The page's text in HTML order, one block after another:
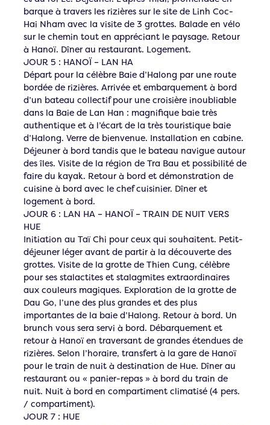
barque à travers les rizières sur le site de Linh Coc-
Hai Nham avec la visite de 3 grottes. Balade en vélo
sur le chemin tout en appréciant le paysage. Retour
à Hanoï. Dîner au restaurant. Logement.
JOUR 5 : HANOÏ – LAN HA
Départ pour la célèbre Baie d’Halong par une route
bordée de rizières. Arrivée et embarquement à bord
d’un bateau collectif pour une croisière inoubliable
dans la Baie de Lan Han : magnifique baie très
authentique et à l’écart de la très touristique baie
d’Halong. Verre de bienvenue. Installation en cabine.
Déjeuner à bord tandis que le bateau navigue autour
des îles. Visite de la région de Tra Bau et possibilité de
faire du kayak. Retour à bord et démonstration de
cuisine à bord avec le chef cuisinier. Dîner et
logement à bord.
JOUR 6 : LAN HA – HANOÏ – TRAIN DE NUIT VERS
HUE
Initiation au Taï Chi pour ceux qui souhaitent. Petit-
déjeuner léger avant de partir à la découverte des
grottes. Visite de la grotte de Thien Cung, célèbre
pour ses stalactites et stalagmites extraordinaires
aux couleurs magiques. Exploration de la grotte de
Dau Go, l’une des plus grandes et des plus
importantes de la baie d’Halong. Retour à bord. Un
brunch vous sera servi à bord. Débarquement et
retour à Hanoï en traversant de grandes étendues de
rizières. Selon l’horaire, transfert à la gare de Hanoï
pour le train de nuit à destination de Hue. Dîner au
restaurant ou « panier-repas » à bord du train de
nuit. Nuit à bord en compartiment climatisé (4 pers.
/ compartiment).
JOUR 7 : HUE